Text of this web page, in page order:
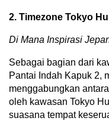
2. Timezone Tokyo
Di Mana Inspirasi
Sebagai bagian dari
Pantai Indah Kapuk 2,
menggabungkan
oleh kawasan Tokyo
suasana tempat